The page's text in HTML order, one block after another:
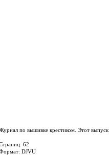
по вышивке крестиком. Этот
62
DJVU